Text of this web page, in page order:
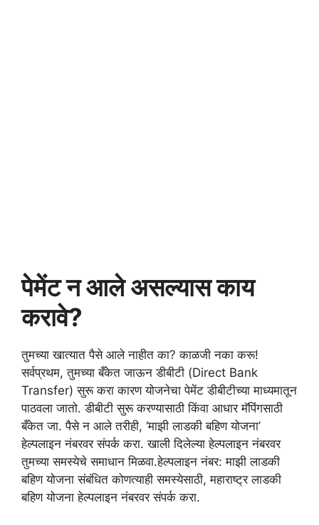
पेमेंट न आले असल्यास काय
करावे?
तुमच्या खात्यात पैसे आले नाहीत का? काळजी नका करू!
सर्वप्रथम, तुमच्या बँकेत जाऊन डीबीटी (Direct Bank
Transfer) सुरू करा कारण योजनेचा पेमेंट डीबीटीच्या माध्यमातून
पाठवला जातो. डीबीटी सुरू करण्यासाठी किंवा आधार मॅपिंगसाठी
बँकेत जा. पैसे न आले तरीही, ‘माझी लाडकी बहिण योजना’
हेल्पलाइन नंबरवर संपर्क करा. खाली दिलेल्या हेल्पलाइन नंबरवर
तुमच्या समस्येचे समाधान मिळवा.हेल्पलाइन नंबर: माझी लाडकी
बहिण योजना संबंधित कोणत्याही समस्येसाठी, महाराष्ट्र लाडकी
बहिण योजना हेल्पलाइन नंबरवर संपर्क करा.